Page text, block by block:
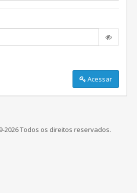
Acessar
2026 Todos os direitos reservados.